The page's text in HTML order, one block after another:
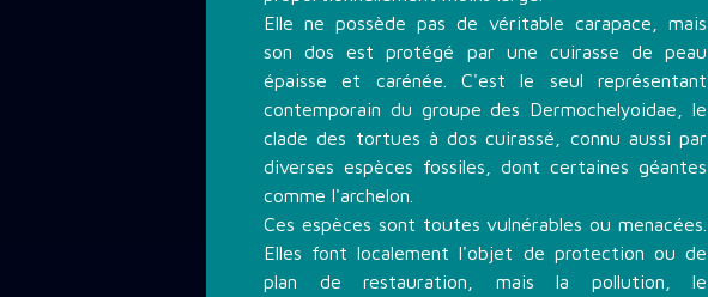
Elle ne possède pas de véritable carapace, mais
son dos est protégé par une cuirasse de peau
épaisse et carénée. C'est le seul représentant
contemporain du groupe des Dermochelyoidae, le
clade des tortues à dos cuirassé, connu aussi par
diverses espèces fossiles, dont certaines géantes
comme l'archelon.
Ces espèces sont toutes vulnérables ou menacées.
Elles font localement l'objet de protection ou de
plan de restauration, mais la pollution, le